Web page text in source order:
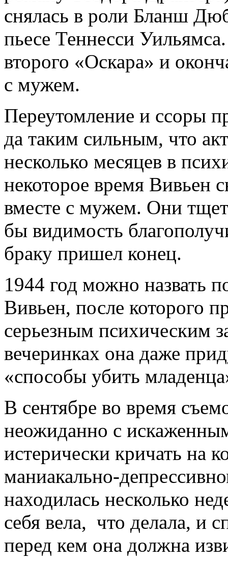
снялась в роли Бланш
пьесе Теннесси
второго «Оскара» и
с мужем.
Переутомление и ссоры
да таким сильным, что
несколько месяцев в
некоторое время Вивьен
вместе с мужем. Они
бы видимость
браку пришел конец.
1944 год можно назвать
Вивьен, после которого
серьезным психическим
вечеринках она даже
«способы убить
В сентябре во время
неожиданно с
истерически кричать на
маниакально-
находилась несколько
себя вела, что делала, и
перед кем она должна